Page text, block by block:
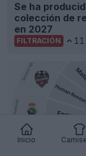
Inicio
Se ha
colección de
en 2027
FILTRACIÓN 11